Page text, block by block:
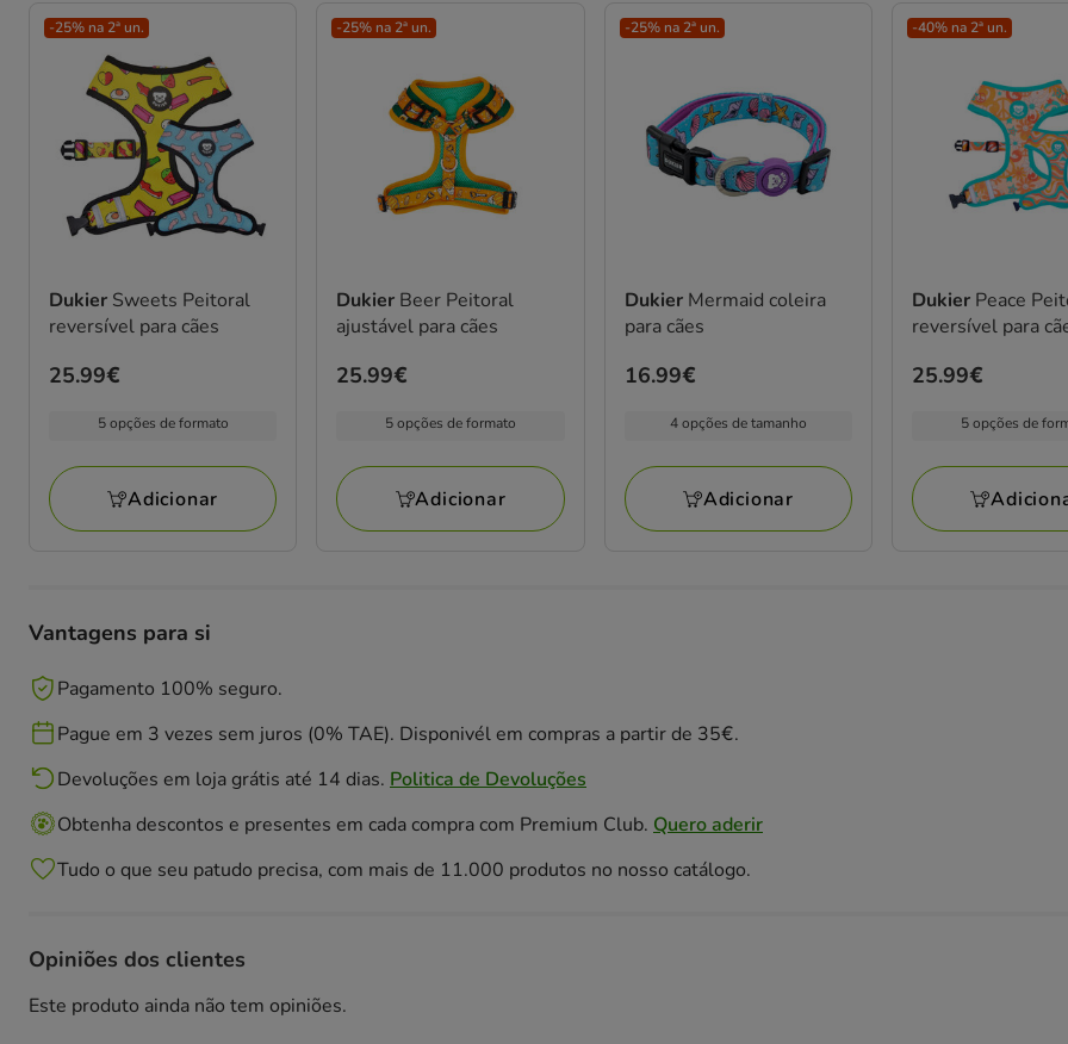
-25% na 2ª un.
Dukier Sweets Peitoral
reversível para cães
Preço
25.99€
5 opções de formato
Adicionar
-25% na 2ª un.
Dukier Beer Peitoral
ajustável para cães
Preço
25.99€
5 opções de formato
Adicionar
-25% na 2ª un.
Dukier Mermaid coleira
para cães
Preço
16.99€
4 opções de tamanho
Adicionar
-40% na 2ª un.
Dukier Peace
reversível para
Preço
25.99€
5 opções de
Vantagens para si
Pagamento 100% seguro.
Pague em 3 vezes sem juros (0% TAE). Disponivél em compras a partir de 35€.
Devoluções em loja grátis até 14 dias. Politica de Devoluções
Obtenha descontos e presentes em cada compra com Premium Club. Quero aderir
Tudo o que seu patudo precisa, com mais de 11.000 produtos no nosso catálogo.
Opiniões dos clientes
Este produto ainda não tem opiniões.